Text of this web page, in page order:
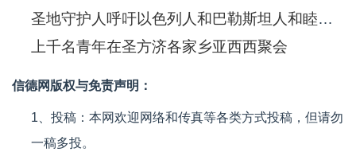
圣地守护人呼吁以色列人和巴勒斯坦人和睦共处
上千名青年在圣方济各家乡亚西西聚会
信德网版权与免责声明：
1、投稿：本网欢迎网络和传真等各类方式投稿，但请勿
一稿多投。